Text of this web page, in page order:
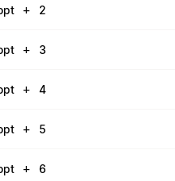
+ 2
+ 3
+ 4
+ 5
+ 6